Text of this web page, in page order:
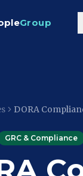
Group
DORA
GRC & Compliance